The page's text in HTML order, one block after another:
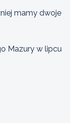
mamy dwoje
Mazury w lipcu